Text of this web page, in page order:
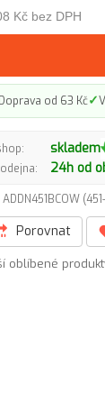
Kč bez DPH
Doprava od 63 Kč✓
skladem
24h od
ADDN451BCOW
Porovnat
oblíbené